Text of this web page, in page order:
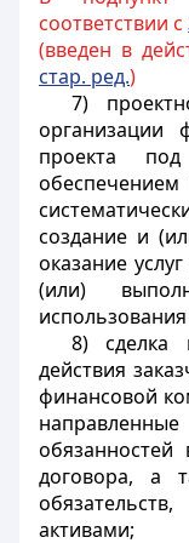
соответствии с
(введен в
стар. ред.)
7)
организации
проекта
создание и
оказание
(или)
8) сделка
действия
финансовой
договора, а
активами;